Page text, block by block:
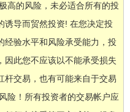
高的风险，未必适合所有的投
诱导而贸然投资! 在您决定投
经验水平和风险承受能力，投
因此您不应该以不能承受损失
杆交易，也有可能来自于交易
险！所有投资者的交易帐户应